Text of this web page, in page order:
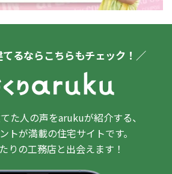
るならこちらもチェック！／
た人の声をarukuが紹介する、
トが満載の住宅サイトです。
りの工務店と出会えます！